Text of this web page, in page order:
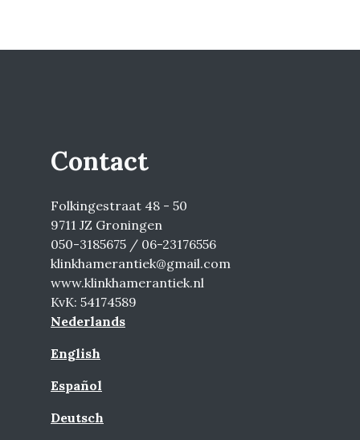
Contact
Folkingestraat 48 - 50
9711 JZ Groningen
050-3185675 / 06-23176556
klinkhamerantiek@gmail.com
www.klinkhamerantiek.nl
KvK: 54174589
Nederlands
English
Español
Deutsch